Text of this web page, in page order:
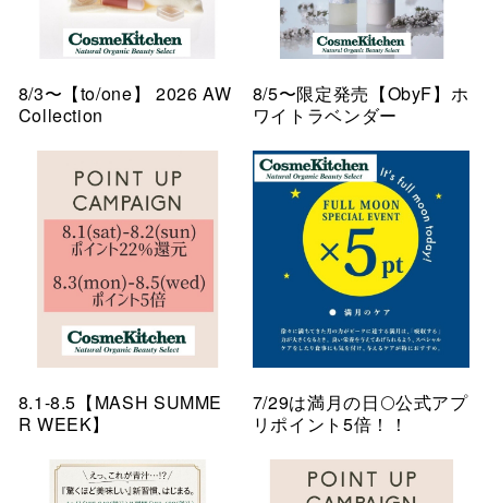
8/3〜【to/one】 2026 AW
Collection
8/5〜限定発売【ObyF】ホ
ワイトラベンダー
8.1-8.5【MASH SUMME
R WEEK】
7/29は満月の日🌕公式アプ
リポイント5倍！！